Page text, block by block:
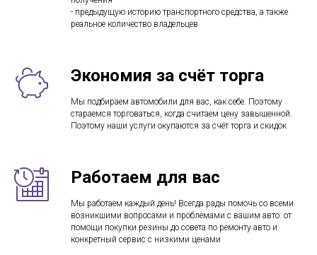
- предыдущую историю транспортного средства, а также
реальное количество владельцев
Экономия за счёт торга
Мы подбираем автомобили для вас, как себе. Поэтому
стараемся торговаться, когда считаем цену завышенной.
Поэтому наши услуги окупаются за счёт торга и скидок
Работаем для вас
Мы работаем каждый день! Всегда рады помочь со всеми
возникшими вопросами и проблемами с вашим авто: от
помощи покупки резины до совета по ремонту авто и
конкретный сервис с низкими ценами